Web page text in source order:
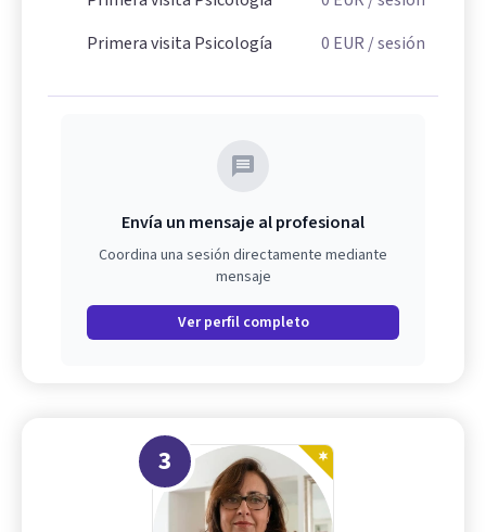
Primera visita Psicología
0 EUR / sesión
Envía un mensaje al profesional
Coordina una sesión directamente mediante
mensaje
Ver perfil completo
3